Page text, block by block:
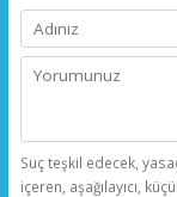
Suç teşkil edecek,
içeren, aşağılayıcı,